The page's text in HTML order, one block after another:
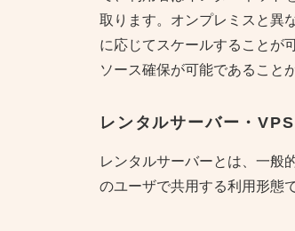
取ります。オンプレミスと異
に応じてスケールすることが
ソース確保が可能であること
レンタルサーバー・
レンタルサーバーとは、一般
のユーザで共用する利用形態で